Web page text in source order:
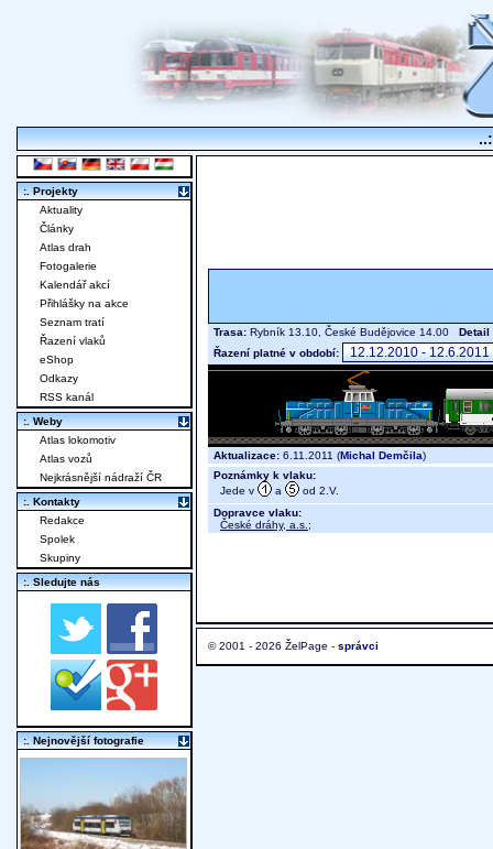
Trasa: Rybník 13.10, České Budějovice 14.00 Detail
Řazení platné v období:
Aktualizace: 6.11.2011 (Michal Demčila)
Poznámky k vlaku:
Jede v
a
od 2.V.
Dopravce vlaku:
České dráhy, a.s. ;
© 2001 - 2026 ŽelPage - správci
:. Projekty
Aktuality
Články
Atlas drah
Fotogalerie
Kalendář akcí
Přihlášky na akce
Seznam tratí
Řazení vlaků
eShop
Odkazy
RSS kanál
:. Weby
Atlas lokomotiv
Atlas vozů
Nejkrásnější nádraží ČR
:. Kontakty
Redakce
Spolek
Skupiny
:. Sledujte nás
:. Nejnovější fotografie